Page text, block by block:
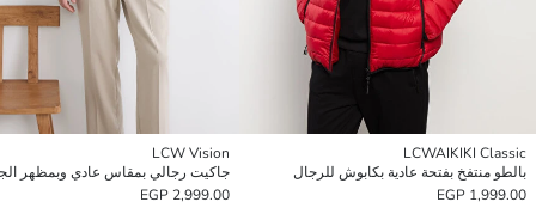
LCWAIKIKI Classic
بالطو منتفخ بفتحة عادية بكابوش للرجال
1,999.00 EGP
LCW Vision
جاكيت رجالي بمقاس عادي وبمظهر
2,999.00 EGP